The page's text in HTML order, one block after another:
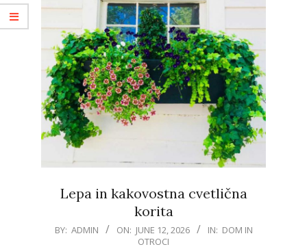
Lepa in kakovostna cvetlična
korita
2026-
BY: ADMIN ON: JUNE 12, 2026 IN: DOM IN
OTROCI